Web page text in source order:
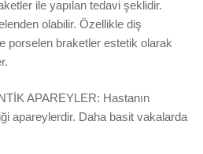
ile yapılan tedavi şeklidir.
olabilir. Özellikle diş
porselen braketler estetik olarak
APAREYLER: Hastanın
apareylerdir. Daha basit vakalarda